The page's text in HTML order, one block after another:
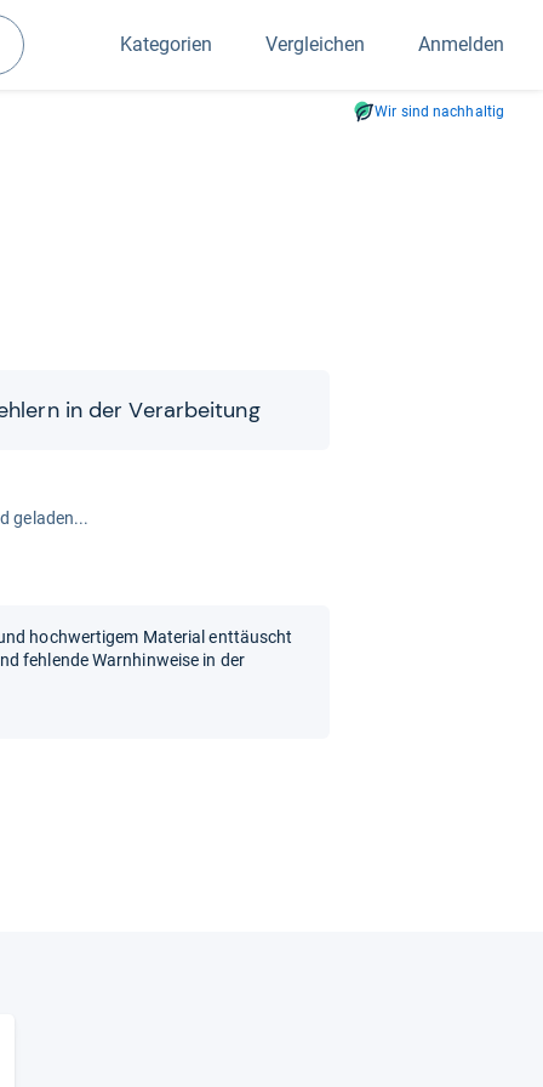
Kategorien Vergleichen Anmelden
Wir sind nachhaltig
in der Ver­ar­bei­tung
geladen...
hochwertigem Material enttäuscht
fehlende Warnhinweise in der